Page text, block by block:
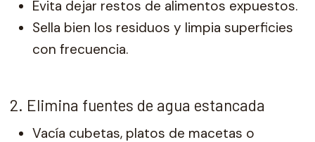
Evita dejar restos de alimentos expuestos.
Sella bien los residuos y limpia superficies
con frecuencia.
2. Elimina fuentes de agua estancada
Vacía cubetas, platos de macetas o